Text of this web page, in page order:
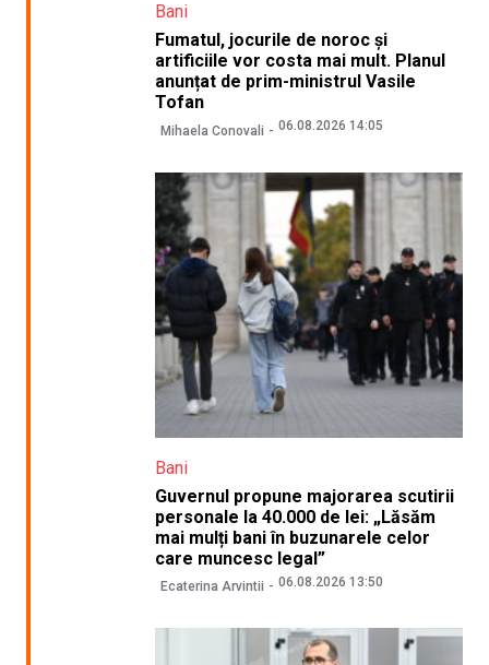
Bani
Fumatul, jocurile de noroc și
artificiile vor costa mai mult. Planul
anunțat de prim-ministrul Vasile
Tofan
Mihaela Conovali 06.08.2026 14:05
Bani
Guvernul propune majorarea scutirii
personale la 40.000 de lei: „Lăsăm
mai mulți bani în buzunarele celor
care muncesc legal”
Ecaterina Arvintii 06.08.2026 13:50